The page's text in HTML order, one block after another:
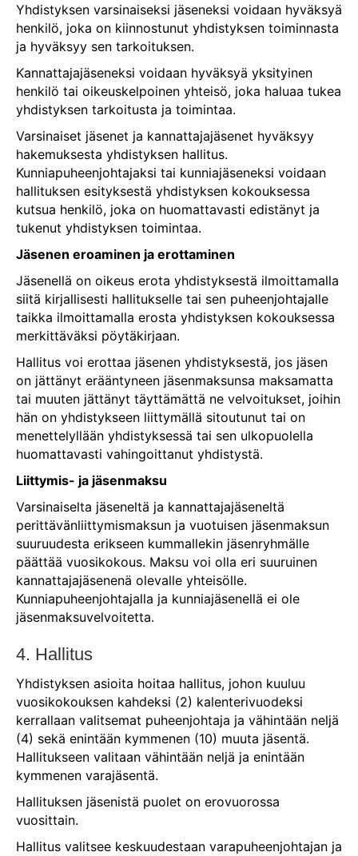
Yhdistyksen varsinaiseksi jäseneksi voidaan hyväksyä
henkilö, joka on kiinnostunut yhdistyksen toiminnasta
ja hyväksyy sen tarkoituksen.
Kannattajajäseneksi voidaan hyväksyä yksityinen
henkilö tai oikeuskelpoinen yhteisö, joka haluaa tukea
yhdistyksen tarkoitusta ja toimintaa.
Varsinaiset jäsenet ja kannattajajäsenet hyväksyy
hakemuksesta yhdistyksen hallitus.
Kunniapuheenjohtajaksi tai kunniajäseneksi voidaan
hallituksen esityksestä yhdistyksen kokouksessa
kutsua henkilö, joka on huomattavasti edistänyt ja
tukenut yhdistyksen toimintaa.
Jäsenen eroaminen ja erottaminen
Jäsenellä on oikeus erota yhdistyksestä ilmoittamalla
siitä kirjallisesti hallitukselle tai sen puheenjohtajalle
taikka ilmoittamalla erosta yhdistyksen kokouksessa
merkittäväksi pöytäkirjaan.
Hallitus voi erottaa jäsenen yhdistyksestä, jos jäsen
on jättänyt erääntyneen jäsenmaksunsa maksamatta
tai muuten jättänyt täyttämättä ne velvoitukset, joihin
hän on yhdistykseen liittymällä sitoutunut tai on
menettelyllään yhdistyksessä tai sen ulkopuolella
huomattavasti vahingoittanut yhdistystä.
Liittymis- ja jäsenmaksu
Varsinaiselta jäseneltä ja kannattajajäseneltä
perittävänliittymismaksun ja vuotuisen jäsenmaksun
suuruudesta erikseen kummallekin jäsenryhmälle
päättää vuosikokous. Maksu voi olla eri suuruinen
kannattajajäsenenä olevalle yhteisölle.
Kunniapuheenjohtajalla ja kunniajäsenellä ei ole
jäsenmaksuvelvoitetta.
4. Hallitus
Yhdistyksen asioita hoitaa hallitus, johon kuuluu
vuosikokouksen kahdeksi (2) kalenterivuodeksi
kerrallaan valitsemat puheenjohtaja ja vähintään neljä
(4) sekä enintään kymmenen (10) muuta jäsentä.
Hallitukseen valitaan vähintään neljä ja enintään
kymmenen varajäsentä.
Hallituksen jäsenistä puolet on erovuorossa
vuosittain.
Hallitus valitsee keskuudestaan varapuheenjohtajan ja